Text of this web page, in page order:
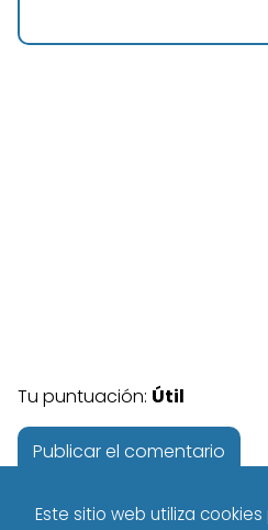
Tu puntuación: Útil
Este sitio web utiliza